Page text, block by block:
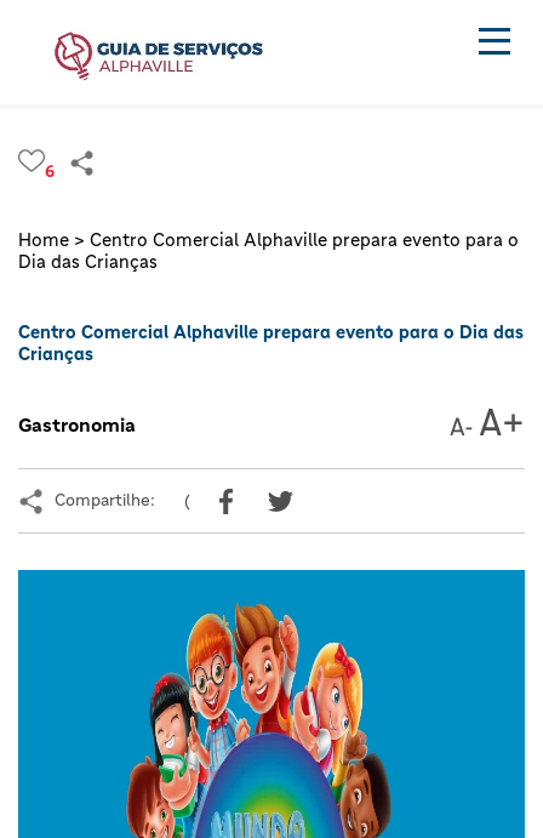
6
Home > Centro Comercial Alphaville prepara evento para o
Dia das Crianças
Centro Comercial Alphaville prepara evento para o Dia das
Crianças
Gastronomia
Compartilhe: (